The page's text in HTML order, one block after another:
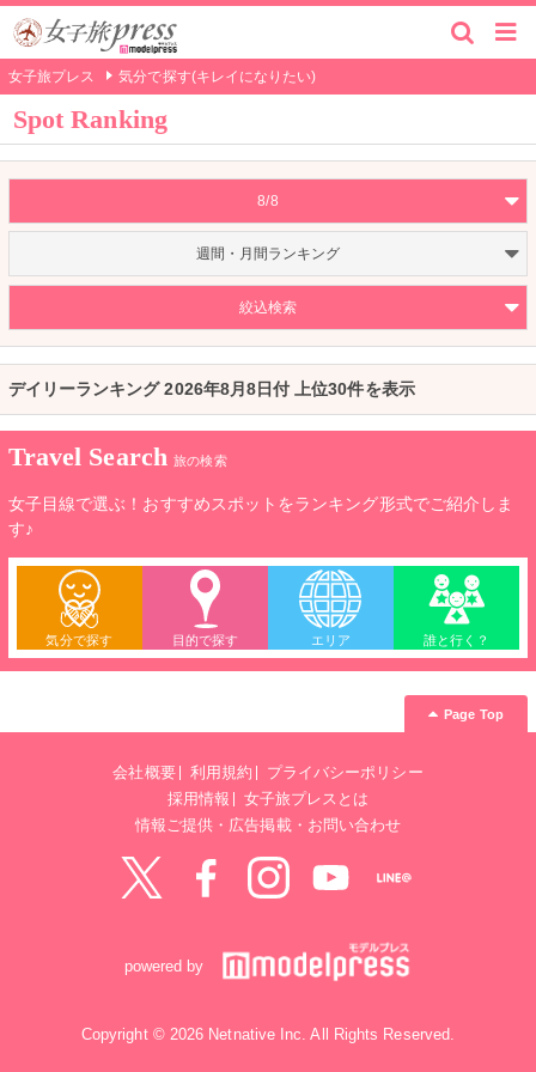
女子旅プレス 気分で探す(キレイになりたい)
Spot Ranking
8/8
週間・月間ランキング
絞込検索
デイリーランキング 2026年8月8日付 上位30件を表示
Travel Search 旅の検索
女子目線で選ぶ！おすすめスポットをランキング形式でご紹介しま
す♪
気分で探す 目的で探す エリア 誰と行く？
Page Top
会社概要 利用規約
プライバシーポリシー
採用情報
女子旅プレスとは
情報ご提供・広告掲載・お問い合わせ
powered by
Copyright © 2026 Netnative Inc. All Rights Reserved.